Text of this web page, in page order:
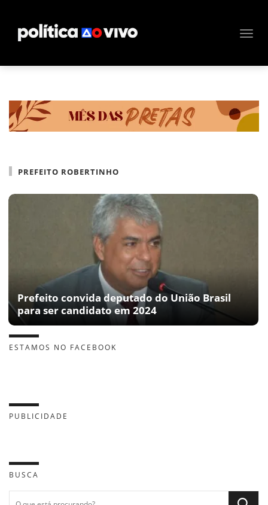
PREFEITO ROBERTINHO
Prefeito convida deputado do União Brasil
para ser candidato em 2024
ESTAMOS NO FACEBOOK
PUBLICIDADE
BUSCA